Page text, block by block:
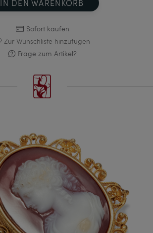
IN DEN WARENKORB
Sofort kaufen
Zur Wunschliste hinzufügen
Frage zum Artikel?